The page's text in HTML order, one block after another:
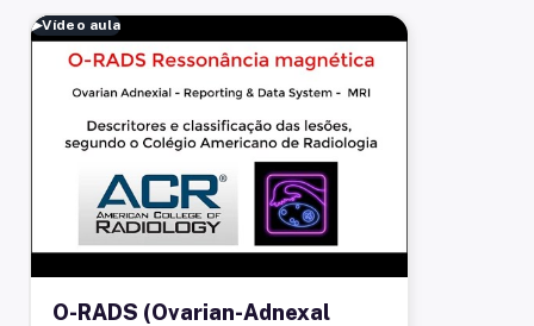
▶Vídeo aula
O-RADS (Ovarian-Adnexal